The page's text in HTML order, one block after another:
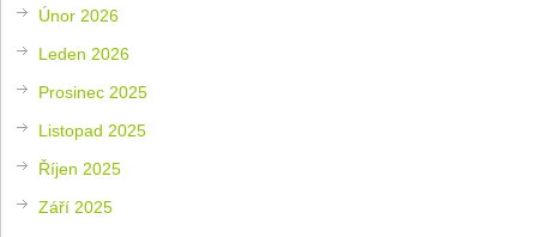
Únor 2026
Leden 2026
Prosinec 2025
Listopad 2025
Říjen 2025
Září 2025